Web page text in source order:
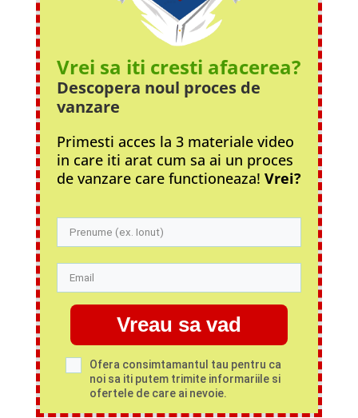
Vrei sa iti cresti afacerea?
Descopera noul procesde
vanzare
Primesti acces la 3 materiale video
in care iti arat cum sa ai un proces
de vanzare care functioneaza! Vrei?
Vreau sa vad
Ofera consimtamantul tau pentru ca
noi sa iti putem trimite informariile si
ofertele de care ai nevoie.